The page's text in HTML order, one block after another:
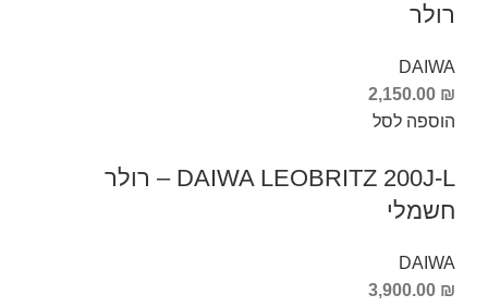
רולר
DAIWA
2,150.00 ₪
הוספה לסל
DAIWA LEOBRITZ 200J-L – רולר
חשמלי
DAIWA
3,900.00 ₪